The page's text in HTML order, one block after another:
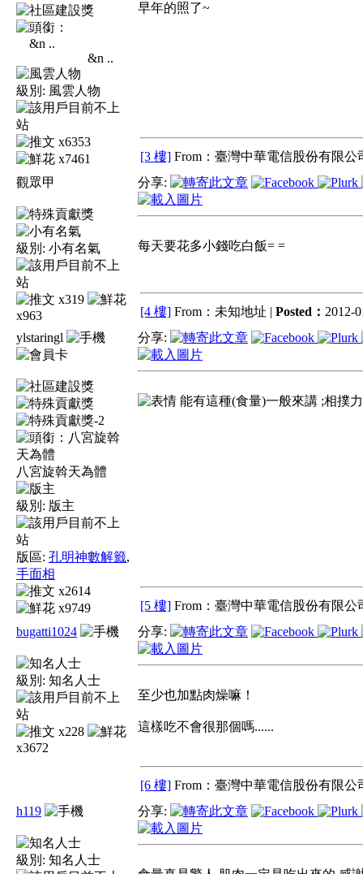
&n ..
級別: 風雲人物
x6353
x7461
早年的照了~
[3 樓] From：臺灣中華電信股份有限公
觀眾甲
級別: 小有名氣
x319
x963
分享:
每天要花多小錢吃白飯= =
[4 樓] From：未知地址 | Posted： 2012-
ylstaringl
八宮旋斡天為體
級別: 版主
版區: 孔明神數解籤,
手面相
x2614
x9749
分享:
能有這種(食量)一般來講 ;相撲
[5 樓] From：臺灣中華電信股份有限公
bugatti1024
級別: 知名人士
x228
x3672
分享:
至少也加點肉燥嘛！
這樣吃不會很那個嗎......
[6 樓] From：臺灣中華電信股份有限公
h119
級別: 知名人士
分享: